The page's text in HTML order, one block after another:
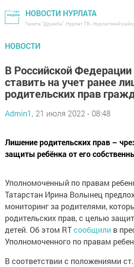
НОВОСТИ НУРЛАТА
Газета "Дружба", Нурлат ТВ - Нурлатский
НОВОСТИ
В Российской
ставить на учет ранее
родительских прав
Admin1, 21 июля 2022 - 08:48
Лишение родительских прав –
защиты ребёнка от его
Уполномоченный по правам
Татарстан Ирина Волынец
мониторинг за родителями,
родительских прав, с целью
детей. Об этом RTсообщили в
Уполномоченного по правам
В соответствии с положениями